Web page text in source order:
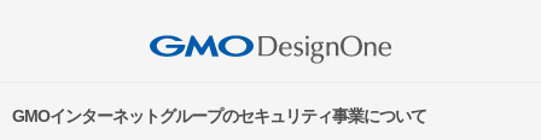
GMOインターネットグループのセキュリティ事業について